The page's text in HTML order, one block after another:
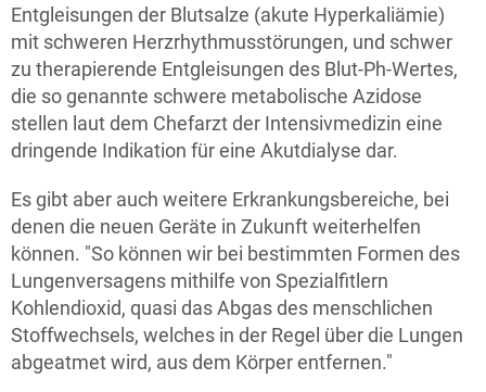
Entgleisungen der Blutsalze (akute Hyperkaliämie)
mit schweren Herzrhythmusstörungen, und schwer
zu therapierende Entgleisungen des Blut-Ph-Wertes,
die so genannte schwere metabolische Azidose
stellen laut dem Chefarzt der Intensivmedizin eine
dringende Indikation für eine Akutdialyse dar.
Es gibt aber auch weitere Erkrankungsbereiche, bei
denen die neuen Geräte in Zukunft weiterhelfen
können. "So können wir bei bestimmten Formen des
Lungenversagens mithilfe von Spezialfitlern
Kohlendioxid, quasi das Abgas des menschlichen
Stoffwechsels, welches in der Regel über die Lungen
abgeatmet wird, aus dem Körper entfernen."